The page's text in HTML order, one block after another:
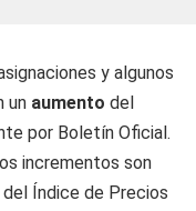
y algunos
un aumento del
por Boletín Oficial.
incrementos son
Índice de Precios